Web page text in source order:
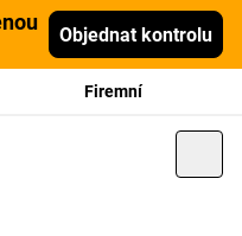
Objednat kontrolu
Firemní